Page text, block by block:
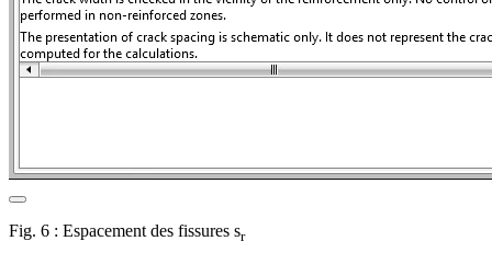
Fig. 6 : Espacement des fissures sr